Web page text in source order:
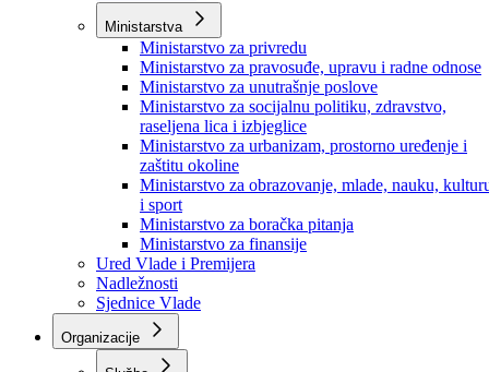
Vlada BPK Goražde
Premijer
Članovi Vlade
Ministarstva
Ministarstvo za privredu
Ministarstvo za pravosuđe, upravu i radne odnose
Ministarstvo za unutrašnje poslove
Ministarstvo za socijalnu politiku, zdravstvo,
raseljena lica i izbjeglice
Ministarstvo za urbanizam, prostorno uređenje i
zaštitu okoline
Ministarstvo za obrazovanje, mlade, nauku,
i sport
Ministarstvo za boračka pitanja
Ministarstvo za finansije
Ured Vlade i Premijera
Nadležnosti
Sjednice Vlade